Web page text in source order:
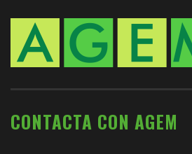
CONTACTA CON AGEM